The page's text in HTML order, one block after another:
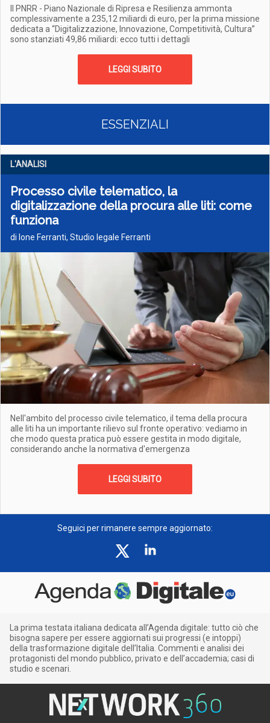
Il PNRR - Piano Nazionale di Ripresa e Resilienza ammonta
complessivamente a 235,12 miliardi di euro, per la prima missione
dedicata a “Digitalizzazione, Innovazione, Competitività, Cultura”
sono stanziati 49,86 miliardi: ecco tutti i dettagli
LEGGI SUBITO
ESSENZIALI
L'ANALISI
Processo civile telematico, la
digitalizzazione della procura alle liti: come
funziona
di Ione Ferranti, Studio legale Ferranti
Nell'ambito del processo civile telematico, il tema della procura
alle liti ha un importante rilievo sul fronte operativo: vediamo in
che modo questa pratica può essere gestita in modo digitale,
considerando anche la normativa d'emergenza
LEGGI SUBITO
Seguici per rimanere sempre aggiornato:
La prima testata italiana dedicata all’Agenda digitale: tutto ciò che
bisogna sapere per essere aggiornati sui progressi (e intoppi)
della trasformazione digitale dell’Italia. Commenti e analisi dei
protagonisti del mondo pubblico, privato e dell’accademia; casi di
studio e scenari.